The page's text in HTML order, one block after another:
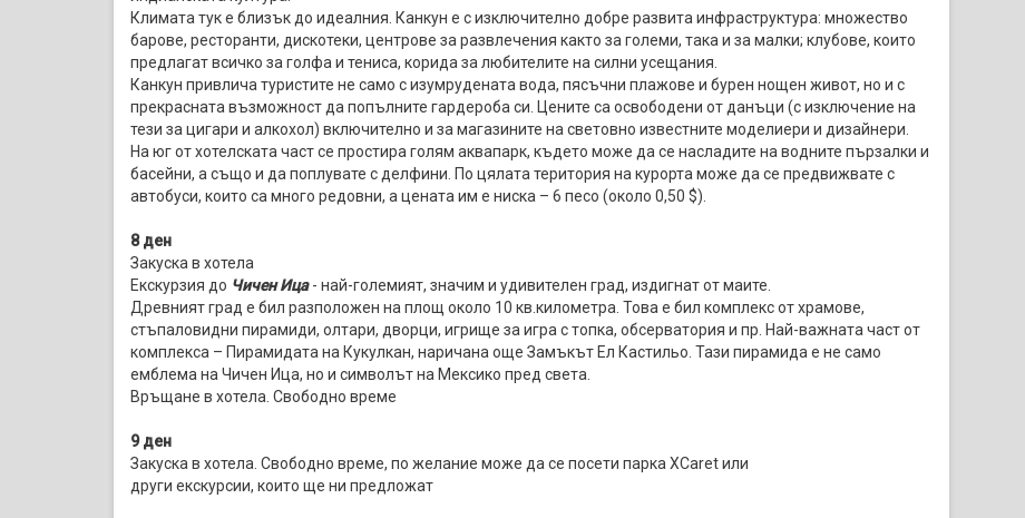
Климата тук е близък до идеалния. Канкун е с изключително добре развита инфраструктура: множество
барове, ресторанти, дискотеки, центрове за развлечения както за големи, така и за малки; клубове, които
предлагат всичко за голфа и тениса, корида за любителите на силни усещания.
Канкун привлича туристите не само с изумрудената вода, пясъчни плажове и бурен нощен живот, но и с
прекрасната възможност да попълните гардероба си. Цените са освободени от данъци (с изключение на
тези за цигари и алкохол) включително и за магазините на световно известните моделиери и дизайнери.
На юг от хотелската част се простира голям аквапарк, където може да се насладите на водните пързалки и
басейни, а също и да поплувате с делфини. По цялата територия на курорта може да се предвижвате с
автобуси, които са много редовни, а цената им е ниска – 6 песо (около 0,50 $).
8 ден
Закуска в хотела
Екскурзия до Чичен Ица- най-големият, значим и удивителен град, издигнат от маите.
Древният град е бил разположен на площ около 10 кв.километра. Това е бил комплекс от храмове,
стъпаловидни пирамиди, олтари, дворци, игрище за игра с топка, обсерватория и пр. Най-важната част от
комплекса – Пирамидата на Кукулкан, наричана още Замъкът Ел Кастильо. Тази пирамида е не само
емблема на Чичен Ица, но и символът на Мексико пред света.
Връщане в хотела. Свободно време
9 ден
Закуска в хотела. Свободно време, по желание може да се посети парка XCaret или
други екскурсии, които ще ни предложат